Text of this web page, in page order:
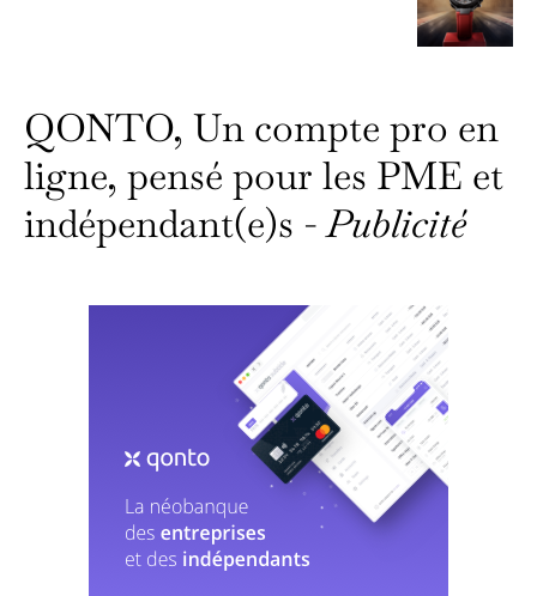
QONTO, Un compte pro en
ligne, pensé pour les PME et
indépendant(e)s -Publicité